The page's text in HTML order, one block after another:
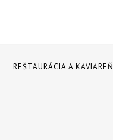
REŠTAURÁCIA A KAVIAREŇ